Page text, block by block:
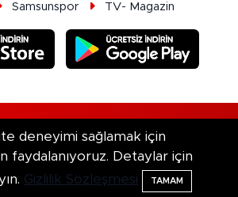
Samsunspor TV- Magazin
Copyright © 2026. Her hakkı saklıdır.
Yazılımı:TE Bilişim
deneyimi sağlamak için
faydalanıyoruz. Detaylar için
Gizlilik Sözleşmesi TAMAM